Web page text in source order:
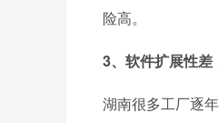
险高。
3、软件扩展性差
湖南很多工厂逐